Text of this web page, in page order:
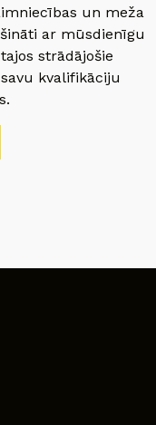
un meža
ar mūsdienīgu
strādājošie
kvalifikāciju